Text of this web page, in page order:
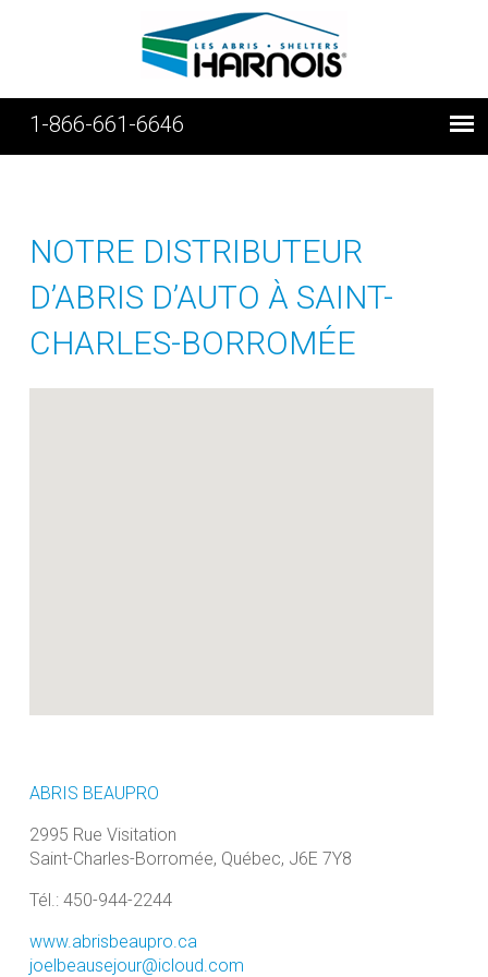
1-866-661-6646
NOTRE DISTRIBUTEUR
D’ABRIS D’AUTO À SAINT-
CHARLES-BORROMÉE
ABRIS BEAUPRO
2995 Rue Visitation
Saint-Charles-Borromée, Québec, J6E 7Y8
Tél.: 450-944-2244
www.abrisbeaupro.ca
joelbeausejour@icloud.com